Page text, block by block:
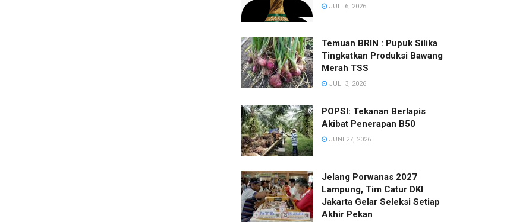
JULI 6, 2026
Temuan BRIN : Pupuk Silika
Tingkatkan Produksi Bawang
Merah TSS
JULI 3, 2026
POPSI: Tekanan Berlapis
Akibat Penerapan B50
JUNI 27, 2026
Jelang Porwanas 2027
Lampung, Tim Catur DKI
Jakarta Gelar Seleksi Setiap
Akhir Pekan